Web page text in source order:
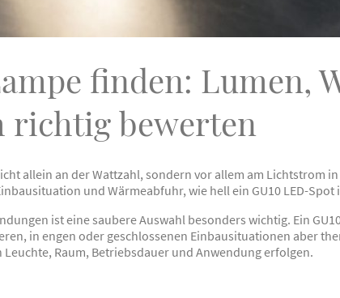
finden: Lumen,
richtig bewerten
allein an der Wattzahl, sondern vor allem am Lichtstrom
und Wärmeabfuhr, wie hell ein GU10 LED-Spot
ist eine saubere Auswahl besonders wichtig. Ein
in engen oder geschlossenen Einbausituationen aber
Raum, Betriebsdauer und Anwendung erfolgen.